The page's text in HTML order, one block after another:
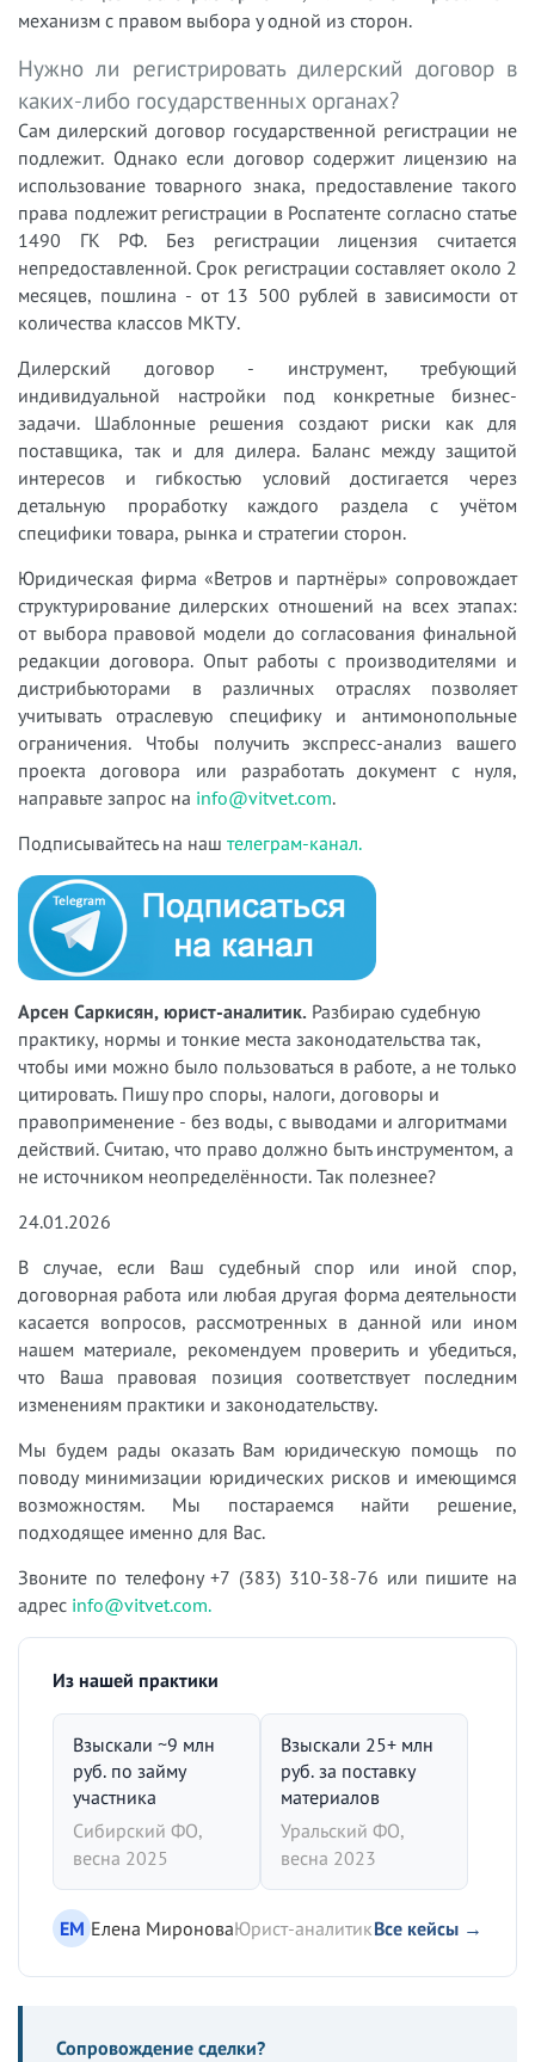
механизм с правом выбора у одной из сторон.
Нужно ли регистрировать дилерский договор в
каких-либо государственных органах?
Сам дилерский договор государственной регистрации не
подлежит. Однако если договор содержит лицензию на
использование товарного знака, предоставление такого
права подлежит регистрации в Роспатенте согласно статье
1490 ГК РФ. Без регистрации лицензия считается
непредоставленной. Срок регистрации составляет около 2
месяцев, пошлина - от 13 500 рублей в зависимости от
количества классов МКТУ.
Дилерский договор - инструмент, требующий
индивидуальной настройки под конкретные бизнес-
задачи. Шаблонные решения создают риски как для
поставщика, так и для дилера. Баланс между защитой
интересов и гибкостью условий достигается через
детальную проработку каждого раздела с учётом
специфики товара, рынка и стратегии сторон.
Юридическая фирма «Ветров и партнёры» сопровождает
структурирование дилерских отношений на всех этапах:
от выбора правовой модели до согласования финальной
редакции договора. Опыт работы с производителями и
дистрибьюторами в различных отраслях позволяет
учитывать отраслевую специфику и антимонопольные
ограничения. Чтобы получить экспресс-анализ вашего
проекта договора или разработать документ с нуля,
направьте запрос на info@vitvet.com.
Подписывайтесь на наш телеграм-канал.
Арсен Саркисян, юрист-аналитик. Разбираю судебную
практику, нормы и тонкие места законодательства так,
чтобы ими можно было пользоваться в работе, а не только
цитировать. Пишу про споры, налоги, договоры и
правоприменение - без воды, с выводами и алгоритмами
действий. Считаю, что право должно быть инструментом, а
не источником неопределённости. Так полезнее?
24.01.2026
В случае, если Ваш судебный спор или иной спор,
договорная работа или любая другая форма деятельности
касается вопросов, рассмотренных в данной или ином
нашем материале, рекомендуем проверить и убедиться,
что Ваша правовая позиция соответствует последним
изменениям практики и законодательству.
Мы будем рады оказать Вам юридическую помощь по
поводу минимизации юридических рисков и имеющимся
возможностям. Мы постараемся найти решение,
подходящее именно для Вас.
Звоните по телефону +7 (383) 310-38-76 или пишите на
адрес info@vitvet.com.
Из нашей практики
Взыскали ~9 млн
руб. по займу
участника
Сибирский ФО,
весна 2025
Взыскали 25+ млн
руб. за поставку
материалов
Уральский ФО,
весна 2023
ЕМ Елена МироноваЮрист-аналитикВсе кейсы →
Сопровождение сделки?